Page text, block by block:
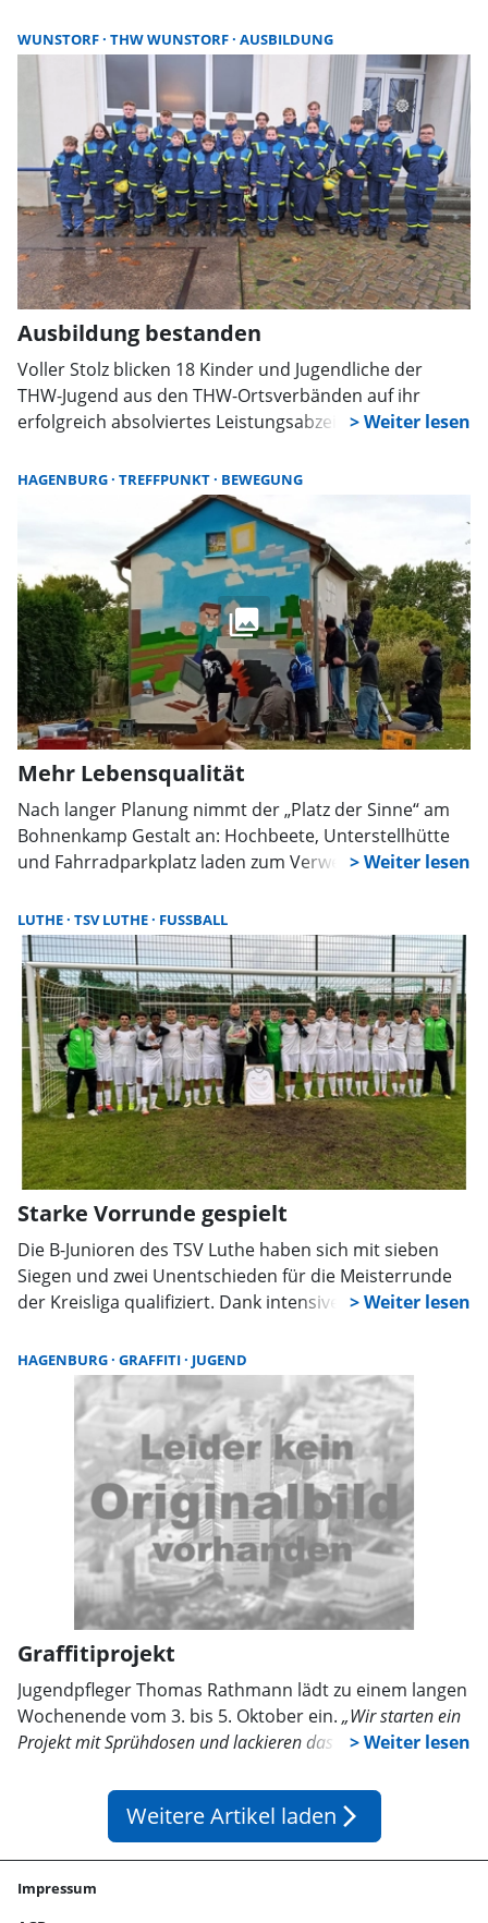
sich die Musikschule einmal mehr als feste Größe in
der regionalen Nachwuchsförderung“, so der
Landkreis Schaumburg per Pressemeldung.
WUNSTORF THW WUNSTORF AUSBILDUNG
Ausbildung bestanden
Voller Stolz blicken 18 Kinder und Jugendliche der
THW-Jugend aus den THW-Ortsverbänden auf ihr
erfolgreich absolviertes Leistungsabzeichen der THW-
fünf Stationen mussten die Nachwuchshelfer im THW-
Ortsverband Wunstorf ihr Können in Theorie und
Praxis beweisen.
HAGENBURG TREFFPUNKT BEWEGUNG
Mehr Lebensqualität
Nach langer Planung nimmt der „Platz der Sinne“ am
Bohnenkamp Gestalt an: Hochbeete, Unterstellhütte
und Fahrradparkplatz laden zum Verweilen ein. Auch
Stromhäuschen sorgen für mehr Lebensqualität und
attraktive Treffpunkte im Flecken.
LUTHE TSV LUTHE FUSSBALL
Starke Vorrunde gespielt
Die B-Junioren des TSV Luthe haben sich mit sieben
Siegen und zwei Unentschieden für die Meisterrunde
der Kreisliga qualifiziert. Dank intensiver Vorbereitung,
„Chiropraxis am Kurpark“ blickt das Team optimistisch
auf die Winterpause.
HAGENBURG GRAFFITI JUGEND
Graffitiprojekt
Jugendpfleger Thomas Rathmann lädt zu einem langen
Wochenende vom 3. bis 5. Oktober ein. „Wir starten ein
Projekt mit Sprühdosen und lackieren das Trafohäuschen
sagt Rathmann. Anmeldungen werden erbeten auf der
Homepage Sachsenhagen.de unter Jugendpflege.
Weitere Artikel laden arrow_forward_ios
Impressum